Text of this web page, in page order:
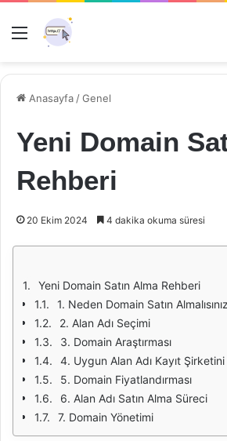
Menü
Anasayfa /Genel
Yeni Domain
Rehberi
20 Ekim 2024 4 dakika okuma süresi
Yeni Domain Satın Alma Rehberi
1. Neden Domain Satın
2. Alan Adı Seçimi
3. Domain Araştırması
4. Uygun Alan Adı Kayıt
5. Domain Fiyatlandırması
6. Alan Adı Satın Alma Süreci
7. Domain Yönetimi